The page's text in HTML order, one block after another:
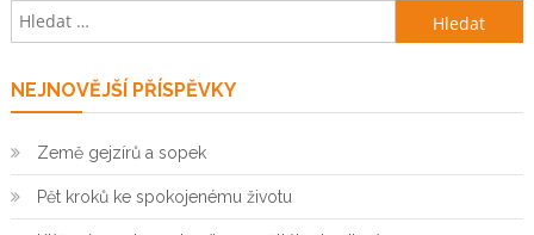
Vyhledávání
NEJNOVĚJŠÍ PŘÍSPĚVKY
Země gejzírů a sopek
Pět kroků ke spokojenému životu